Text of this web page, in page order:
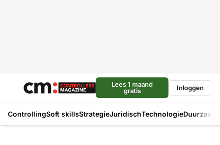
Lees 1 maand
gratis
Inloggen
ControllingSoft skillsStrategieJuridischTechnologie